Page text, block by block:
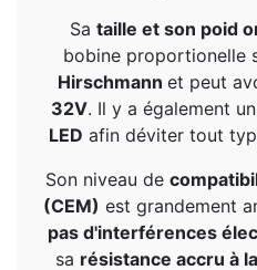
Sa taille et son poid
bobine proportionelle
Hirschmann et peut
32V. Il y a également un
LED afin déviter tout
Son niveau de
(CEM) est grandement
pas d'interférences
sa résistance accru à